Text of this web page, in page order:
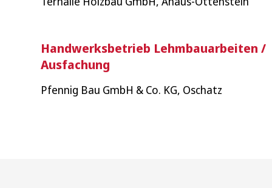
Handwerksbetrieb Lehmbauarbeiten /
Ausfachung
Pfennig Bau GmbH & Co. KG, Oschatz